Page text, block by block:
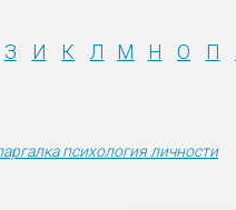
З И К Л М Н О П
психология личности